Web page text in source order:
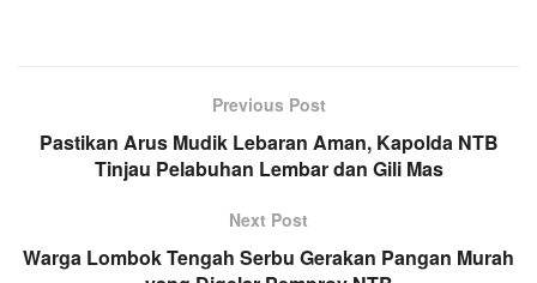
Previous Post
Pastikan Arus Mudik Lebaran Aman, Kapolda NTB
Tinjau Pelabuhan Lembar dan Gili Mas
Next Post
Warga Lombok Tengah Serbu Gerakan Pangan Murah